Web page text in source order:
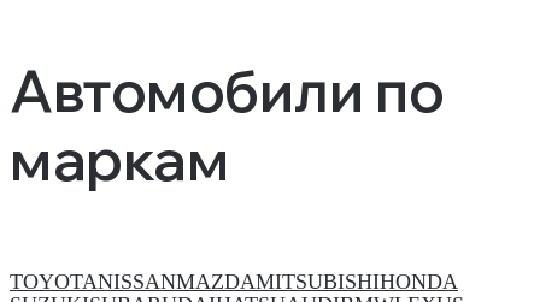
Автомобили по
маркам
TOYOTANISSANMAZDAMITSUBISHIHONDA